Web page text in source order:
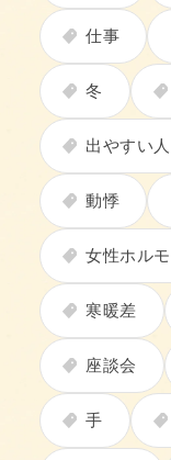
仕事
冬
出やすい
動悸
女性ホル
寒暖差
座談会
手